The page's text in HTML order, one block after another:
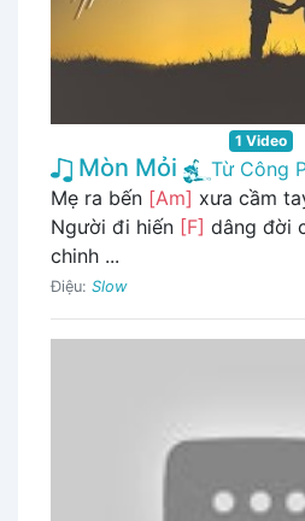
1 Video
Mòn Mỏi
Từ Công
Mẹ ra bến [Am] xưa cầm
Người đi hiến [F] dâng đời
chinh ...
Điệu: Slow